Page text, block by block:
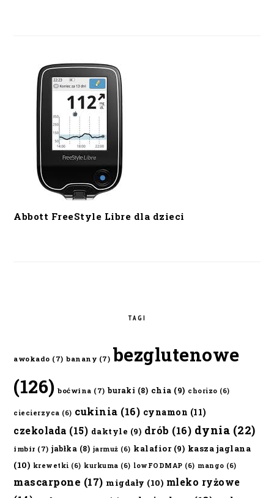
Abbott FreeStyle Libre dla dzieci
TAGI
awokado (7) banany (7) bezglutenowe
(126) boćwina (7) buraki (8) chia (9) chorizo (6)
ciecierzyca (6) cukinia (16) cynamon (11)
czekolada (15) daktyle (9) drób (16) dynia (22)
imbir (7) jabłka (8) jarmuż (6) kalafior(9) kasza jaglana
(10) krewetki (6) kurkuma (6) lowFODMAP (6) mango (6)
mascarpone (17) migdały (10) mleko ryżowe